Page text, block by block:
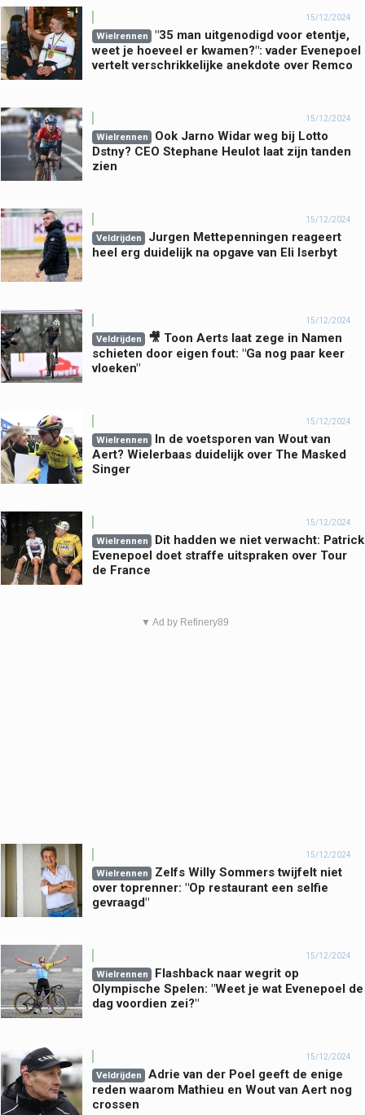
15/12/2024
Wielrennen
"35 man uitgenodigd voor etentje,
weet je hoeveel er kwamen?": vader Evenepoel
vertelt verschrikkelijke anekdote over Remco
15/12/2024
Wielrennen
Ook Jarno Widar weg bij Lotto
Dstny? CEO Stephane Heulot laat zijn tanden
zien
15/12/2024
Veldrijden
Jurgen Mettepenningen reageert
heel erg duidelijk na opgave van Eli Iserbyt
15/12/2024
Veldrijden
🎥 Toon Aerts laat zege in Namen
schieten door eigen fout: "Ga nog paar keer
vloeken"
15/12/2024
Wielrennen
In de voetsporen van Wout van
Aert? Wielerbaas duidelijk over The Masked
Singer
15/12/2024
Wielrennen
Dit hadden we niet verwacht: Patrick
Evenepoel doet straffe uitspraken over Tour
de France
▼ Ad by Refinery89
15/12/2024
Wielrennen
Zelfs Willy Sommers twijfelt niet
over toprenner: "Op restaurant een selfie
gevraagd"
15/12/2024
Wielrennen
Flashback naar wegrit op
Olympische Spelen: "Weet je wat Evenepoel de
dag voordien zei?"
15/12/2024
Veldrijden
Adrie van der Poel geeft de enige
reden waarom Mathieu en Wout van Aert nog
crossen